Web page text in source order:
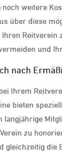
weitere
über diese
und
nach
Ihrem
bieten
langjährige
zu
gleichzeitig die